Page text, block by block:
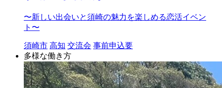
〜新しい出会いと須崎の魅力を楽しめる恋活イベン
ト〜
須崎市 高知 交流会 事前申込要
多様な働き方